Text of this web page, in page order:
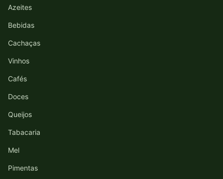
Azeites
Bebidas
Cachaças
Vinhos
Cafés
Doces
Queijos
Tabacaria
Mel
Pimentas